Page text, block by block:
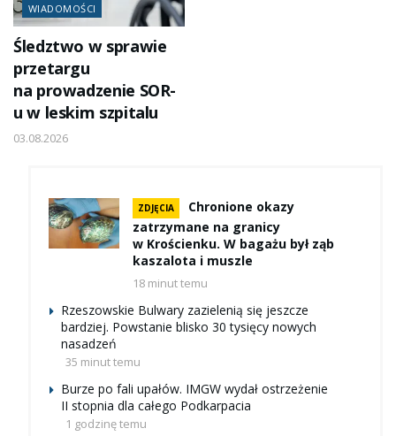
WIADOMOŚCI
Śledztwo w sprawie
przetargu
na prowadzenie SOR-
u w leskim szpitalu
03.08.2026
ZDJĘCIA
Chronione okazy
zatrzymane na granicy
w Krościenku. W bagażu był ząb
kaszalota i muszle
18 minut temu
Rzeszowskie Bulwary zazielenią się jeszcze
bardziej. Powstanie blisko 30 tysięcy nowych
nasadzeń
35 minut temu
Burze po fali upałów. IMGW wydał ostrzeżenie
II stopnia dla całego Podkarpacia
1 godzinę temu